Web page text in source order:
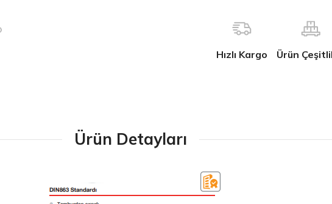
Hızlı Kargo Ürün
Ürün Detayları